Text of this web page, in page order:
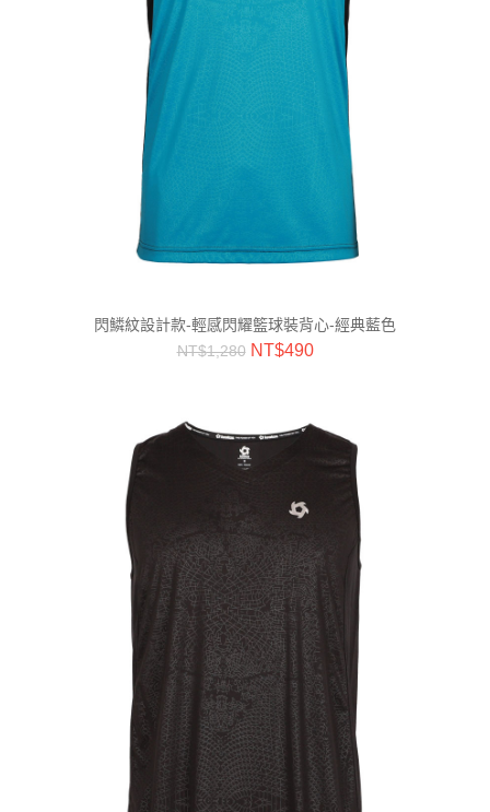
閃鱗紋設計款-輕感閃耀籃球裝背心-經典藍色
NT$1,280 NT$490